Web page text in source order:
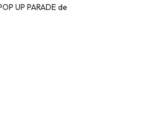
UP PARADE de